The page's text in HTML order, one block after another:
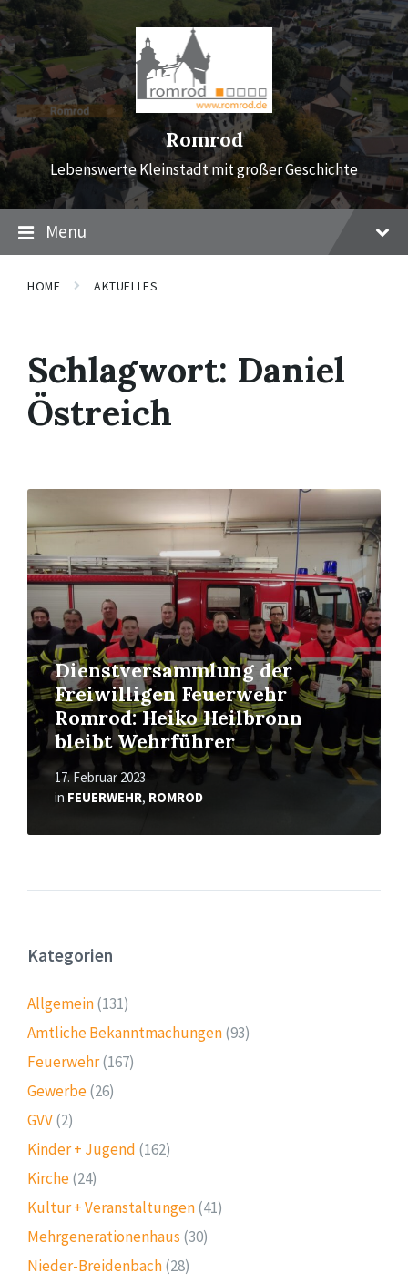
Skip
to
content
Skip
to
main
navigation
Skip
to
footer
Romrod
Lebenswerte Kleinstadt mit großer Geschichte
Menu
HOME AKTUELLES
Schlagwort: Daniel
Östreich
Dienstversammlung der
Freiwilligen Feuerwehr
Romrod: Heiko Heilbronn
bleibt Wehrführer
17. Februar 2023
in FEUERWEHR, ROMROD
Read
Kategorien
Allgemein(131)
Amtliche Bekanntmachungen(93)
Feuerwehr(167)
Gewerbe(26)
GVV(2)
Kinder + Jugend (162)
Kirche(24)
Kultur + Veranstaltungen(41)
Mehrgenerationenhaus (30)
Nieder-Breidenbach(28)